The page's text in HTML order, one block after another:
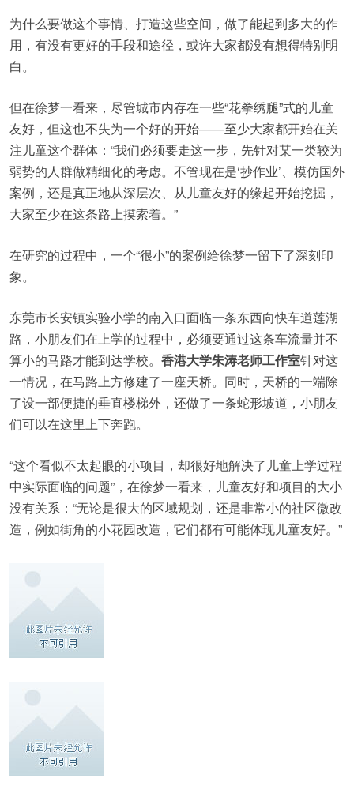
为什么要做这个事情、打造这些空间，做了能起到多大的作
用，有没有更好的手段和途径，或许大家都没有想得特别明
白。
但在徐梦一看来，尽管城市内存在一些“花拳绣腿”式的儿童
友好，但这也不失为一个好的开始——至少大家都开始在关
注儿童这个群体：“我们必须要走这一步，先针对某一类较为
弱势的人群做精细化的考虑。不管现在是‘抄作业’、模仿国外
案例，还是真正地从深层次、从儿童友好的缘起开始挖掘，
大家至少在这条路上摸索着。”
在研究的过程中，一个“很小”的案例给徐梦一留下了深刻印
象。
东莞市长安镇实验小学的南入口面临一条东西向快车道莲湖
路，小朋友们在上学的过程中，必须要通过这条车流量并不
算小的马路才能到达学校。 香港大学朱涛老师工作室针对这
一情况，在马路上方修建了一座天桥。同时，天桥的一端除
了设一部便捷的垂直楼梯外，还做了一条蛇形坡道，小朋友
们可以在这里上下奔跑。
“这个看似不太起眼的小项目，却很好地解决了儿童上学过程
中实际面临的问题”，在徐梦一看来，儿童友好和项目的大小
没有关系：“无论是很大的区域规划，还是非常小的社区微改
造，例如街角的小花园改造，它们都有可能体现儿童友好。”